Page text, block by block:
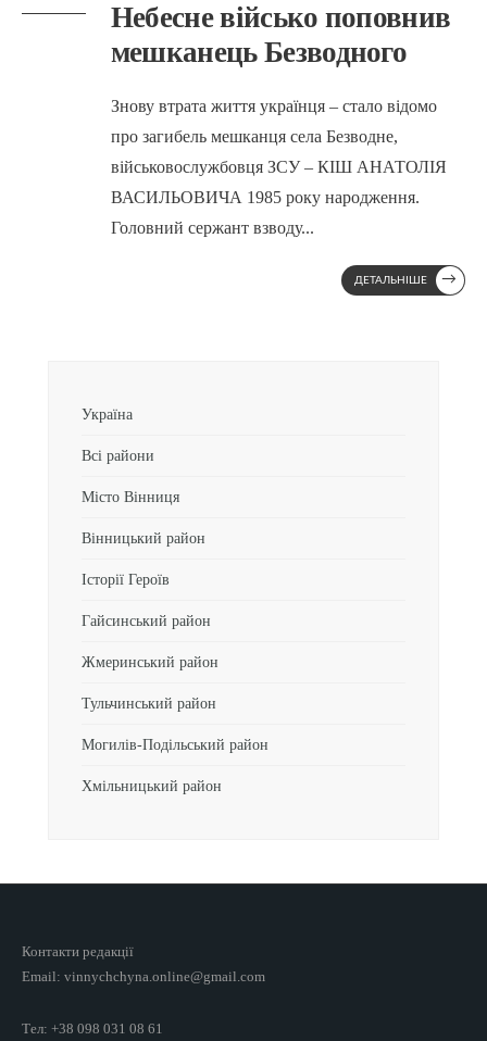
Небесне військо поповнив
мешканець Безводного
Знову втрата життя українця – стало відомо
про загибель мешканця села Безводне,
військовослужбовця ЗСУ – КІШ АНАТОЛІЯ
ВАСИЛЬОВИЧА 1985 року народження.
Головний сержант взводу...
ДЕТАЛЬНІШЕ →
Україна
Всі райони
Місто Вінниця
Вінницький район
Історії Героїв
Гайсинський район
Жмеринський район
Тульчинський район
Могилів-Подільський район
Хмільницький район
Контакти редакції
Email: vinnychchyna.online@gmail.com
Тел: +38 098 031 08 61